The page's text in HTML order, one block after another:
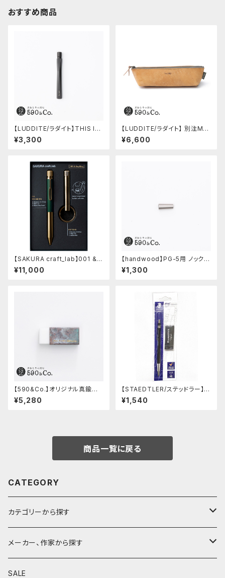
おすすめ商品
【LUDDITE/ラダイト】THIS IN
DUSTRIAL 芯ケース2 (Facto
ry Model BK)
¥3,300
【LUDDITE/ラダイト】 別注MAY
Aレザーボートペンケース (コニ
ャック)
¥6,600
【SAKURA craft_lab】001 &
Original Key Ring (グリーン
ブラック)#30
¥11,000
【handwood】PG-5用 ノック部
カバー (ステンレス)
¥1,300
【590&Co.】オリジナル真鍮消
しゴムカバー (焼き青銅)
¥5,280
【STAEDTLER/ステッドラー】マ
ルス テクニコ芯ホルダー ブラッ
ク・限定 字消し付セット
¥1,540
商品一覧に戻る
CATEGORY
カテゴリーから探す
鉛筆
鉛筆補助軸
メーカー、作家から探す
590&Co.
SALE